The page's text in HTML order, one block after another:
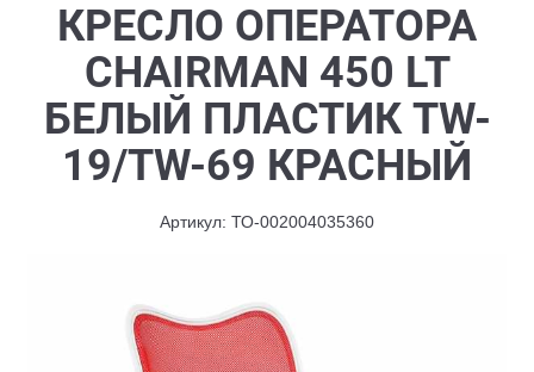
КРЕСЛО ОПЕРАТОРА
CHAIRMAN 450 LT
БЕЛЫЙ ПЛАСТИК TW-
19/TW-69 КРАСНЫЙ
Артикул: ТО-002004035360